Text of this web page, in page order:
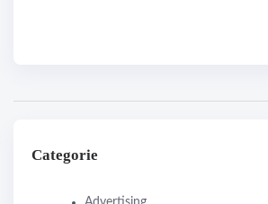
Categorie